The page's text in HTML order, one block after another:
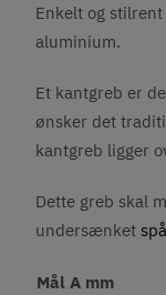
Enkelt og
aluminium.
Et kantgreb er
ønsker det
kantgreb ligger
Dette greb skal
undersænket
Mål A mm